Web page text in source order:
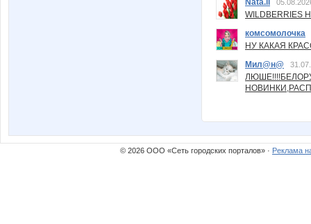
Nata.li
комсомолочка
НУ КАКАЯ
Мил@н@
© 2026 ООО «Сеть городских порталов» · Реклама